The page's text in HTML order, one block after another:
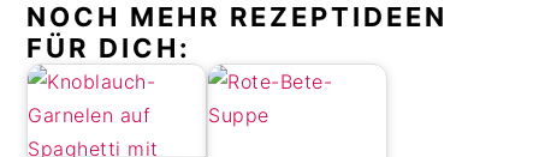
NOCH MEHR REZEPTIDEEN
FÜR DICH: